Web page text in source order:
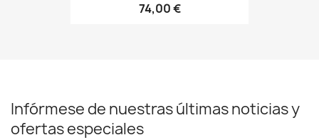
74,00 €
Infórmese de nuestras últimas noticias y
ofertas especiales